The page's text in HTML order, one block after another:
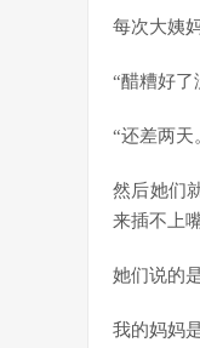
每次大姨
“醋糟好了
“还差两天
然后她们
来插不上嘴
她们说的
我的妈妈